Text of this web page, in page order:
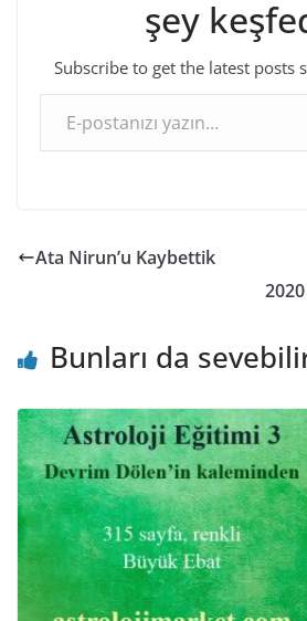
şey
Subscribe to get the latest posts
E-postanızı yazın…
Ata Nirun’u Kaybettik
2020
Bunları da